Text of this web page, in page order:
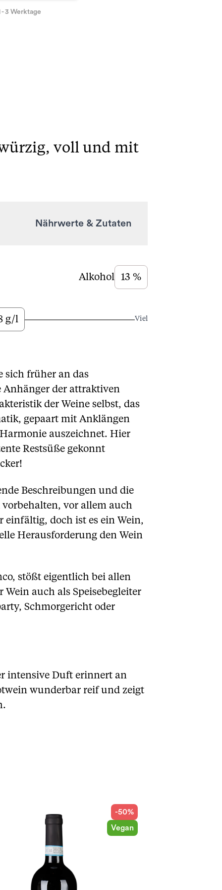
3 Werktage
voll und mit
Nährwerte & Zutaten
Alkohol
13 %
g/l Viel
sich früher an das
der attraktiven
der Weine selbst, das
gepaart mit Anklängen
auszeichnet. Hier
Restsüße gekonnt
Beschreibungen und die
vor allem auch
einfältig, doch ist es ein Wein,
Herausforderung den Wein
stößt eigentlich bei allen
auch als Speisebegleiter
Schmorgericht oder
intensive Duft erinnert an
wunderbar reif und zeigt
-50%
Vegan